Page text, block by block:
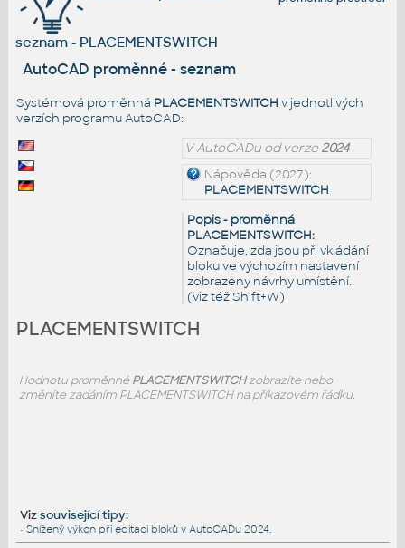
seznam - PLACEMENTSWITCH
AutoCAD proměnné - seznam
Systémová proměnná PLACEMENTSWITCH v jednotlivých
verzích programu AutoCAD:
V AutoCADu od verze2024
Nápověda (2027):
PLACEMENTSWITCH
Popis - proměnná
PLACEMENTSWITCH:
Označuje, zda jsou při vkládání
bloku ve výchozím nastavení
zobrazeny návrhy umístění.
(viz též Shift+W)
PLACEMENTSWITCH
Hodnotu proměnnéPLACEMENTSWITCHzobrazíte nebo
změníte zadáním PLACEMENTSWITCH na příkazovém řádku.
Vizsouvisející tipy:
• Snížený výkon při editaci bloků v AutoCADu 2024.